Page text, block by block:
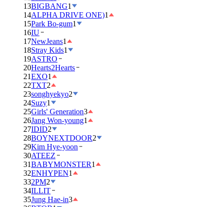
13BIGBANG1
14ALPHA DRIVE ONE)1
15Park Bo-gum1
16IU
17NewJeans1
18Stray Kids1
19ASTRO
20Hearts2Hearts
21EXO1
22TXT2
23songhyekyo2
24Suzy1
25Girls' Generation3
26Jang Won-young1
27IDID2
28BOYNEXTDOOR2
29Kim Hye-yoon
30ATEEZ
31BABYMONSTER1
32ENHYPEN1
332PM2
34ILLIT
35Jung Hae-in3